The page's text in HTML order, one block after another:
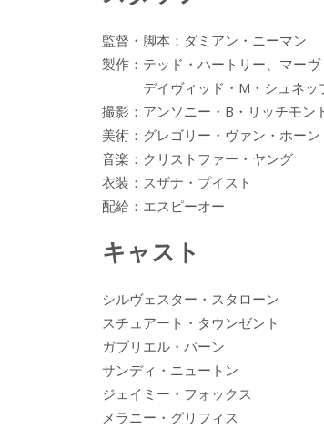
監督・脚本：ダミアン・ニーマン
製作：テッド・ハートリー、マーヴ
デイヴィッド・M・シュネップ
撮影：アンソニー・B・リッチモン
美術：グレゴリー・ヴァン・ホーン
音楽：クリストファー・ヤング
衣装：スザナ・プイスト
配給：エスピーオー
キャスト
シルヴェスター・スタローン
スチュアート・タウンゼント
ガブリエル・バーン
サンディ・ニュートン
ジェイミー・フォックス
メラニー・グリフィス